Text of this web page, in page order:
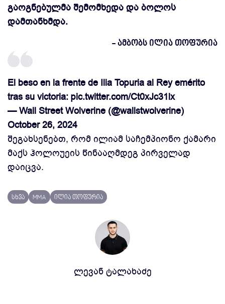
გაოგნებულმა შემომხედა და ბოლოს
დამთანხმდა.
- ამბობს ილია თოფურია
El beso en la frente de Ilia Topuria al Rey emérito
tras su victoria: pic.twitter.com/Ct0xJc31lx
— Wall Street Wolverine (@wallstwolverine)
October 26, 2024
შეგახსენებთ, რომ ილიამ საჩემპიონო ქამარი
მაქს ჰოლოუეის წინააღმდეგ პირველად
დაიცვა.
სხვა MMA ილია თოფურია
ლევან ტალახაძე